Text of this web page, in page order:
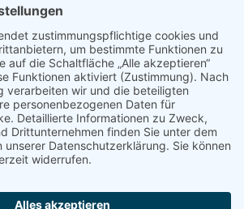
9.
kostenlosen TCA-Newsletter und
Neuigkeit mehr.